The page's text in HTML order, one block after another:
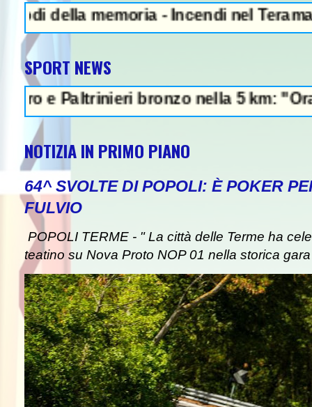
memoria - Incendi nel Teramano,
SPORT NEWS
bronzo nella 5 km: "Ora ci
NOTIZIA IN PRIMO PIANO
64^ SVOLTE DI POPOLI: È POKER
FULVIO
POPOLI TERME - " La città delle Terme ha
teatino su Nova Proto NOP 01 nella storica gara
NEWS IN